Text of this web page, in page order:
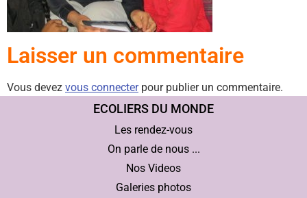
Laisser un commentaire
Vous devez vous connecterpour publier un commentaire.
ECOLIERS DU MONDE
Les rendez-vous
On parle de nous ...
Nos Videos
Galeries photos